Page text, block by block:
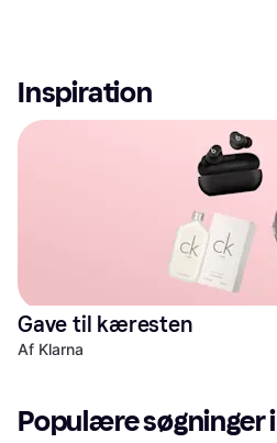
Inspiration
Gave til kæresten
Af Klarna
Populære søgninger i